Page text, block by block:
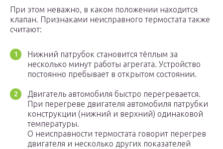
При этом неважно, в каком положении находится
клапан. Признаками неисправного термостата также
считают:
Нижний патрубок становится тёплым за
несколько минут работы агрегата. Устройство
постоянно пребывает в открытом состоянии.
Двигатель автомобиля быстро перегревается.
При перегреве двигателя автомобиля патрубки
конструкции (нижний и верхний) одинаковой
температуры.
О неисправности термостата говорит перегрев
двигателя и несколько других показателей